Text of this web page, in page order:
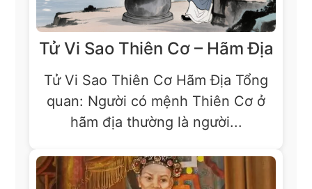
Tử Vi Sao Thiên Cơ – Hãm Địa
Tử Vi Sao Thiên Cơ Hãm Địa Tổng
quan: Người có mệnh Thiên Cơ ở
hãm địa thường là người...